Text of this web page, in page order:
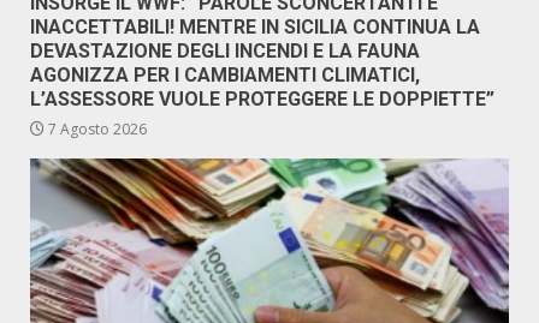
INACCETTABILI! MENTRE IN SICILIA CONTINUA LA
DEVASTAZIONE DEGLI INCENDI E LA FAUNA
AGONIZZA PER I CAMBIAMENTI CLIMATICI,
L’ASSESSORE VUOLE PROTEGGERE LE DOPPIETTE”
7 Agosto 2026